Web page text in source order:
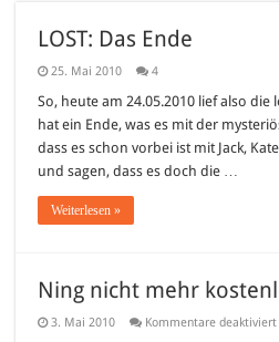
LOST: Das Ende
25. Mai 2010 4
So, heute am 24.05.2010 lief also
hat ein Ende, was es mit der
dass es schon vorbei ist mit Jack,
und sagen, dass es doch die …
Weiterlesen »
Ning nicht mehr
3. Mai 2010 Kommentare deaktiviert